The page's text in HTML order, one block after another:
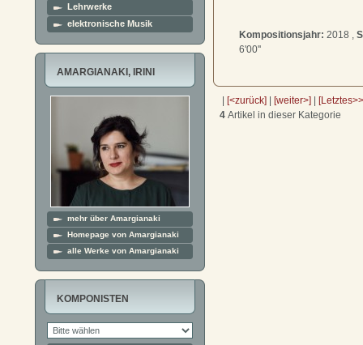
Lehrwerke
elektronische Musik
AMARGIANAKI, IRINI
mehr über Amargianaki
Homepage von Amargianaki
alle Werke von Amargianaki
KOMPONISTEN
Kompositionsjahr: 2018 ,
6'00''
| [<zurück] | [weiter>] |
4 Artikel in dieser Kategorie